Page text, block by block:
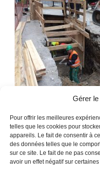
Gérer
Pour offrir les meilleures
telles que les cookies pour
appareils. Le fait de consentir à
des données telles que le
sur ce site. Le fait de ne pas
avoir un effet négatif sur
#debitumiser
#doucetarchitectes
© 2025